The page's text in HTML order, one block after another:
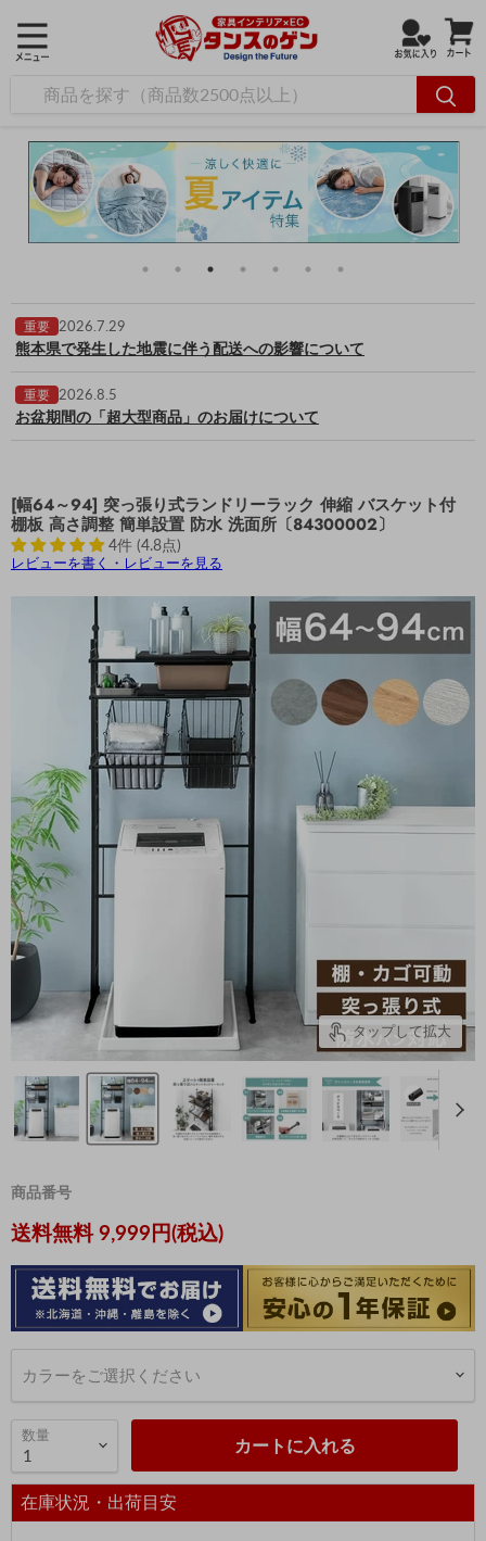
重要 2026.7.29
熊本県で発生した地震に伴う配送への影響について
重要 2026.8.5
お盆期間の「超大型商品」のお届けについて
[幅64～94] 突っ張り式ランドリーラック 伸縮 バスケット付
棚板 高さ調整 簡単設置 防水 洗面所〔84300002〕
4件 (4.8点)
レビューを書く・レビューを見る
タップして拡大
商品番号
現在の価格
送料無料 9,999円(税込)
カラーをご選択ください
数量
カートに入れる
在庫状況・出荷目安